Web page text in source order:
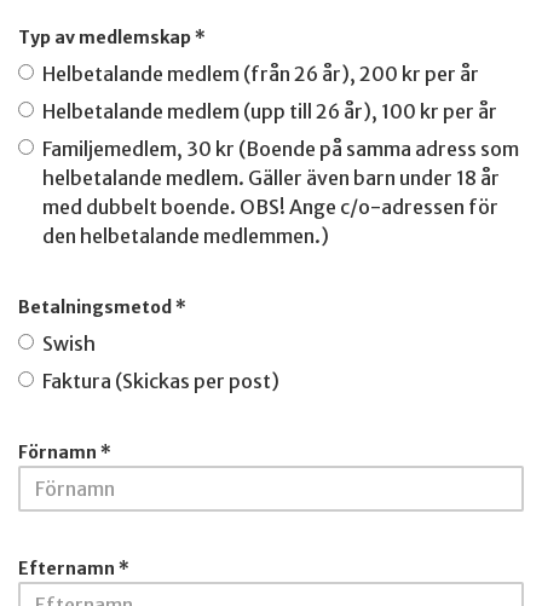
Typ av medlemskap *
Helbetalande medlem (från 26 år), 200 kr per år
Helbetalande medlem (upp till 26 år), 100 kr per år
Familjemedlem, 30 kr (Boende på samma adress som
helbetalande medlem. Gäller även barn under 18 år
med dubbelt boende. OBS! Ange c/o-adressen för
den helbetalande medlemmen.)
Betalningsmetod *
Swish
Faktura (Skickas per post)
Förnamn *
Efternamn *